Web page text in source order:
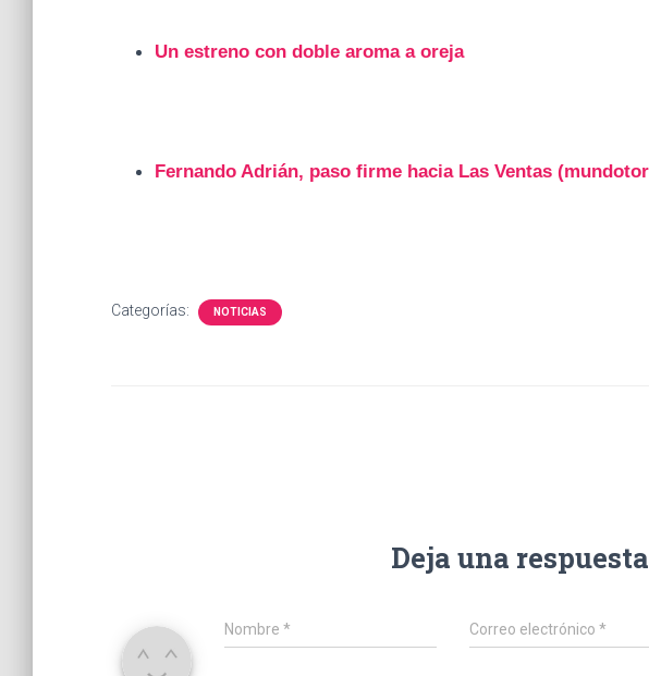
Un estreno con doble aroma a oreja
Fernando Adrián, paso firme hacia Las Ventas
Categorías: NOTICIAS
Deja una respuesta
Nombre * Correo electrónico*